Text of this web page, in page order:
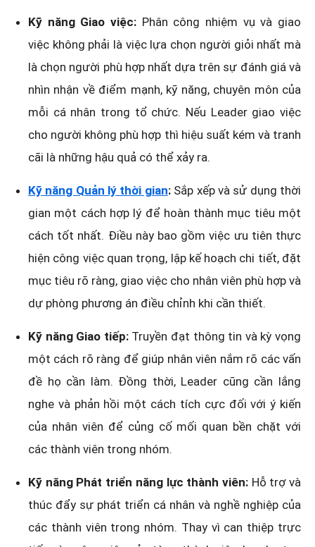
Kỹ năng Giao việc: Phân công nhiệm vụ và giao
việc không phải là việc lựa chọn người giỏi nhất mà
là chọn người phù hợp nhất dựa trên sự đánh giá và
nhìn nhận về điểm mạnh, kỹ năng, chuyên môn của
mỗi cá nhân trong tổ chức. Nếu Leader giao việc
cho người không phù hợp thì hiệu suất kém và tranh
cãi là những hậu quả có thể xảy ra.
Kỹ năng Quản lý thời gian: Sắp xếp và sử dụng thời
gian một cách hợp lý để hoàn thành mục tiêu một
cách tốt nhất. Điều này bao gồm việc ưu tiên thực
hiện công việc quan trọng, lập kế hoạch chi tiết, đặt
mục tiêu rõ ràng, giao việc cho nhân viên phù hợp và
dự phòng phương án điều chỉnh khi cần thiết.
Kỹ năng Giao tiếp:Truyền đạt thông tin và kỳ vọng
một cách rõ ràng để giúp nhân viên nắm rõ các vấn
đề họ cần làm. Đồng thời, Leader cũng cần lắng
nghe và phản hồi một cách tích cực đối với ý kiến
của nhân viên để củng cố mối quan bền chặt với
các thành viên trong nhóm.
Kỹ năng Phát triển năng lực thành viên:Hỗ trợ và
thúc đẩy sự phát triển cá nhân và nghề nghiệp của
các thành viên trong nhóm. Thay vì can thiệp trực